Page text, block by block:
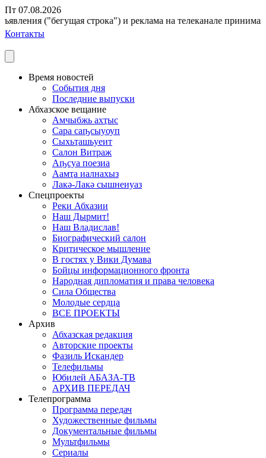
Пт 07.08.2026
("бегущая строка") и реклама на телеканале
Контакты
Время новостей
События дня
Последние выпуски
Абхазское вещание
Амчыбжь ахҭыс
Сара саҧсыуоуп
Сыхьҭашьуеит
Салон Витраж
Аҧсуа поезиа
Аамҭа иалнахыз
Лакә-Лакә сышнеиуаз
Спецпроекты
Реки Абхазии
Наш Дырмит!
Наш Владислав!
Биографический салон
Критическое мышление
В гостях у Вики Думава
Бойцы информационного фронта
Народная дипломатия и права человека
Сила Общества
Молодые сердца
ВСЕ ПРОЕКТЫ
Архив
Абхазская редакция
Авторские проекты
Фазиль Искандер
Телефильмы
Юбилей АБАЗА-ТВ
АРХИВ ПЕРЕДАЧ
Телепрограмма
Программа передач
Художественные фильмы
Документальные фильмы
Мультфильмы
Сериалы